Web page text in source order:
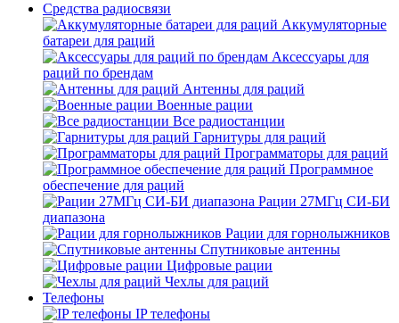
Средства радиосвязи
Аккумуляторные
батареи для раций
Аксессуары для
раций по брендам
Антенны для раций
Военные рации
Все радиостанции
Гарнитуры для раций
Программаторы для раций
Программное
обеспечение для раций
Рации 27МГц СИ-БИ
диапазона
Рации для горнолыжников
Спутниковые антенны
Цифровые рации
Чехлы для раций
Телефоны
IP телефоны